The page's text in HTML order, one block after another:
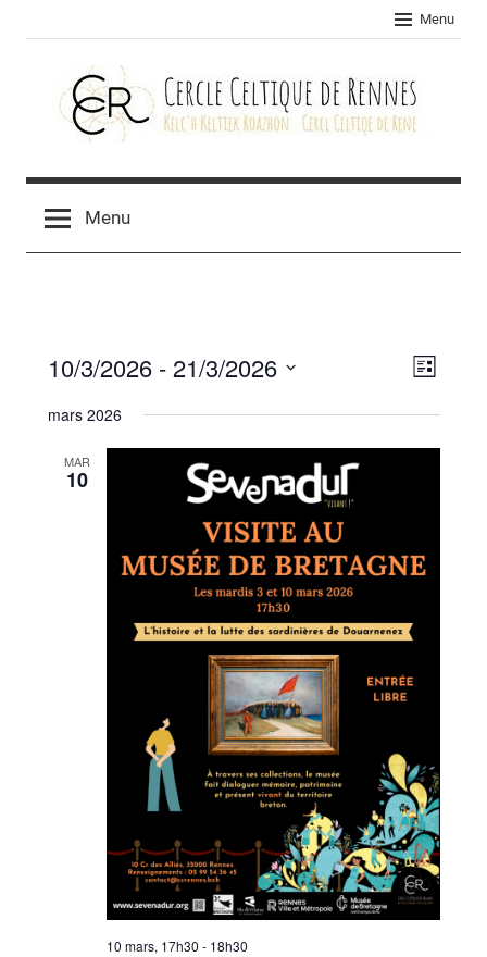
Menu
Cercle
celtique
Menu
par
Liste
10/3/2026 - 21/3/2026
date.
mars 2026
MAR
10
10 mars, 17h30 - 18h30